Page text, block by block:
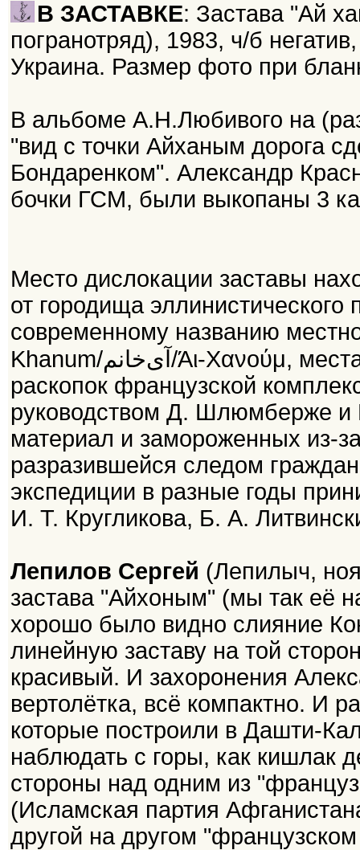
В ЗАСТАВКЕ: Застава "Ай
погранотряд), 1983, ч/б
Украина. Размер фото при
В альбоме А.Н.Любивого на
"вид с точки Айханым дорога
Бондаренком". Александр
бочки ГСМ, были выкопаны 3
Место дислокации заставы
от городища
современному названию
Khanum/آی‌خانم/Άι-Χανούμ, места многолетних (1964/1965-1978)
раскопок французской
руководством Д. Шлюмберже
материал и замороженных из-
разразившейся следом
экспедиции в разные годы
И. Т. Кругликова, Б. А.
Лепилов Сергей (Лепилыч,
застава "Айхоным" (мы так её
хорошо было видно слияние
линейную заставу на той
красивый. И захоронения
вертолётка, всё компактно. И
которые построили в Дашти-
наблюдать с горы, как кишлак
стороны над одним из
(Исламская партия
другой на другом